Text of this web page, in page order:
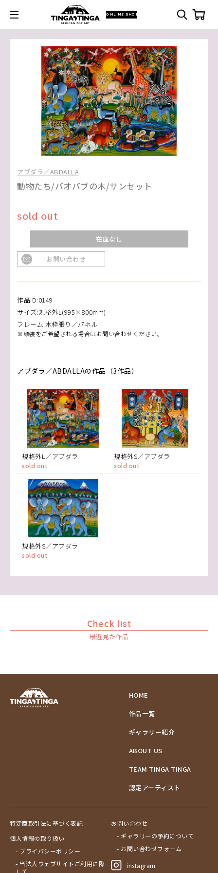
ONLINE SHOP
アブダラ／ABDALLA
動物たち/バオバブの木/サンセット
sold out
在庫なし
お問い合わせ
作品ID:0149
サイズ:規格外L(995×800mm)
フレーム:木枠張り／パネル
※額装をご希望される場合はお問い合わせください。
アブダラ／ABDALLAの作品（3作品）
規格外L／アブダラ
sold out
規格外S／アブダラ
sold out
規格外S／アブダラ
sold out
Check list
最近見た作品
HOME
作品一覧
ギャラリー紹介
ABOUT US
TEAM TINGA TINGA
認定アーティスト
特定商取引法に基づく表記
個人情報の取り扱い
- プライバシーポリシー
- 当法人ウェブサイトご利用に際
して
お問い合わせ
- ギャラリーの予約について
- お問い合わせフォーム
instagram